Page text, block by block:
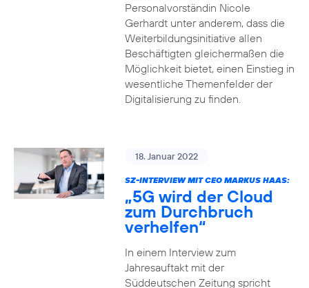
Personalvorständin Nicole
Gerhardt unter anderem, dass die
Weiterbildungsinitiative allen
Beschäftigten gleichermaßen die
Möglichkeit bietet, einen Einstieg in
wesentliche Themenfelder der
Digitalisierung zu finden.
18. Januar 2022
SZ-INTERVIEW MIT CEO MARKUS HAAS:
„5G wird der Cloud
zum Durchbruch
verhelfen“
In einem Interview zum
Jahresauftakt mit der
Süddeutschen Zeitung spricht